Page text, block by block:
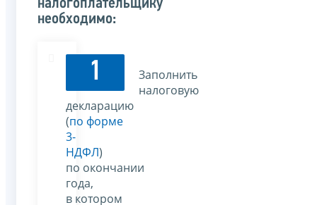
налогоплательщику
необходимо:
1
Заполнить
налоговую
декларацию
(по форме
3-
НДФЛ)
по окончании
года,
в котором